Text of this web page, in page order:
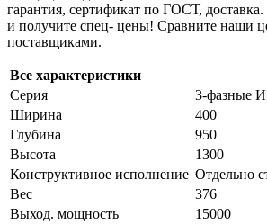
гарантия, сертификат по ГОСТ,
и получите спец- цены! Сравните наши
поставщиками.
Все характеристики
Серия
3-фазные
Ширина
400
Глубина
950
Высота
1300
Конструктивное исполнение Отдельно
Вес
376
Выход. мощность
15000